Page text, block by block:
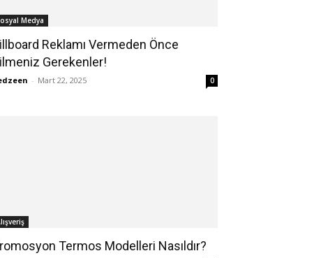
Medya
Reklamı Vermeden Önce
Gerekenler!
- Mart 22, 2025 0
Termos Modelleri Nasıldır?